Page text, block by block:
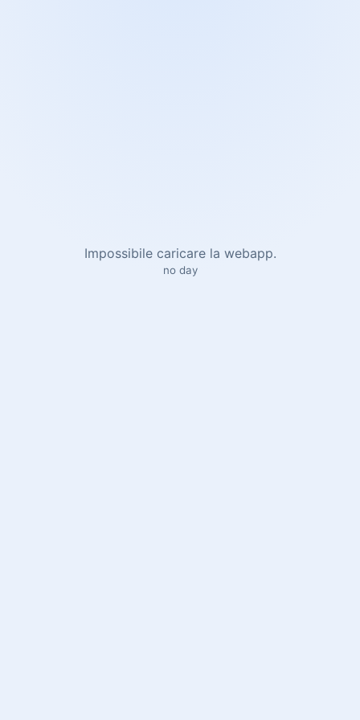
Impossibile caricare la webapp.
no day